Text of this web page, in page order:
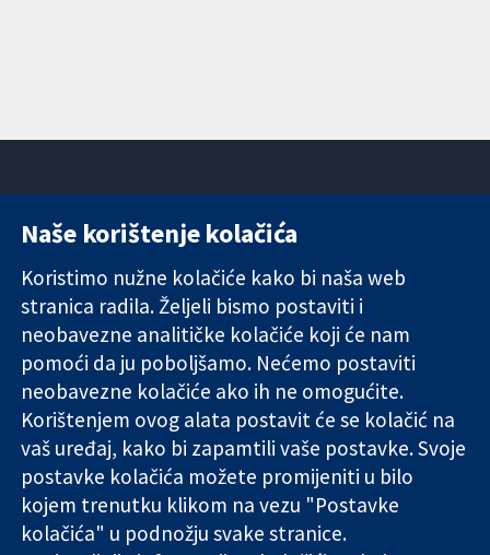
Pouzdani dokazi.
Utemeljeni
dokazi.
Bolje zdravlje.
11-13 Cavendish
London
W1G 0AN
Ujedinjeno
Kraljevstvo
Novosti
medije
O nama
Poslovi
Cochrane
Library
The Cochrane Collaboration is a charity (no. 1045921) and a
company limited by guarantee (no. 03044323) registered in
Naše korištenje kolačića
Koristimo nužne kolačiće kako bi naša web
stranica radila. Željeli bismo postaviti i
neobavezne analitičke kolačiće koji će nam
pomoći da ju poboljšamo. Nećemo postaviti
neobavezne kolačiće ako ih ne omogućite.
Korištenjem ovog alata postavit će se kolačić na
vaš uređaj, kako bi zapamtili vaše postavke. Svoje
postavke kolačića možete promijeniti u bilo
kojem trenutku klikom na vezu "Postavke
kolačića" u podnožju svake stranice.